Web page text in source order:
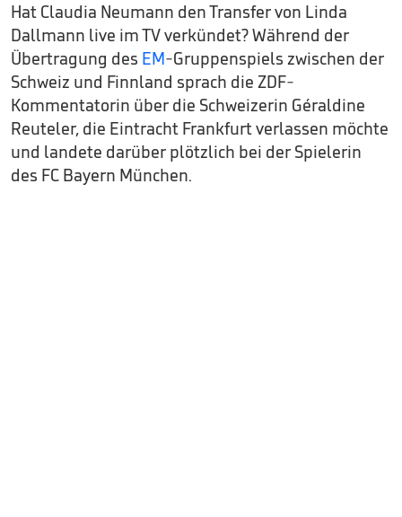
Hat Claudia Neumann den Transfer von Linda
Dallmann live im TV verkündet? Während der
Übertragung des EM-Gruppenspiels zwischen der
Schweiz und Finnland sprach die ZDF-
Kommentatorin über die Schweizerin Géraldine
Reuteler, die Eintracht Frankfurt verlassen möchte
und landete darüber plötzlich bei der Spielerin
des FC Bayern München.